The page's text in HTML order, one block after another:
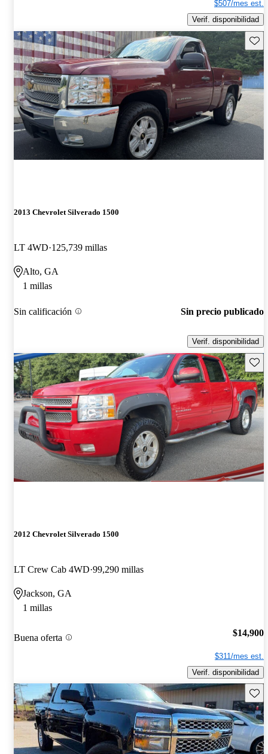
$507/mes est.
Verif. disponibilidad
2013 Chevrolet Silverado 1500
LT 4WD 125,739 millas
Alto, GA
1 millas
Sin calificación Sin precio publicado
Verif. disponibilidad
2012 Chevrolet Silverado 1500
LT Crew Cab 4WD 99,290 millas
Jackson, GA
1 millas
Buena oferta $14,900
$311/mes est.
Verif. disponibilidad